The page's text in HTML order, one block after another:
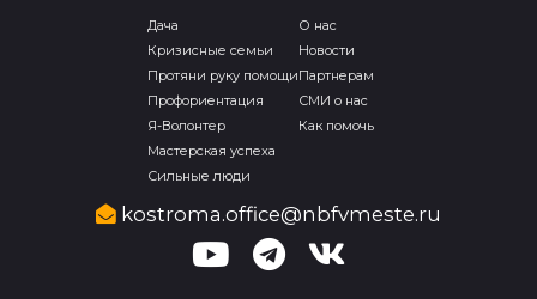
Дача
Кризисные семьи
Протяни руку помощи
Профориентация
Я-Волонтер
Мастерская успеха
Сильные люди
О нас
Новости
Партнерам
СМИ о нас
Как помочь
kostroma.office@nbfvmeste.ru